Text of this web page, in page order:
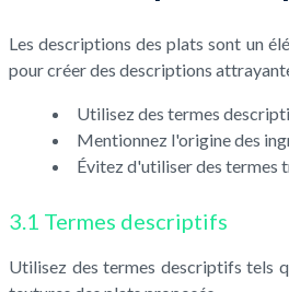
Les descriptions des plats sont un
pour créer des descriptions
Utilisez des termes
Mentionnez l'origine des
Évitez d'utiliser des termes
3.1 Termes descriptifs
Utilisez des termes descriptifs tels